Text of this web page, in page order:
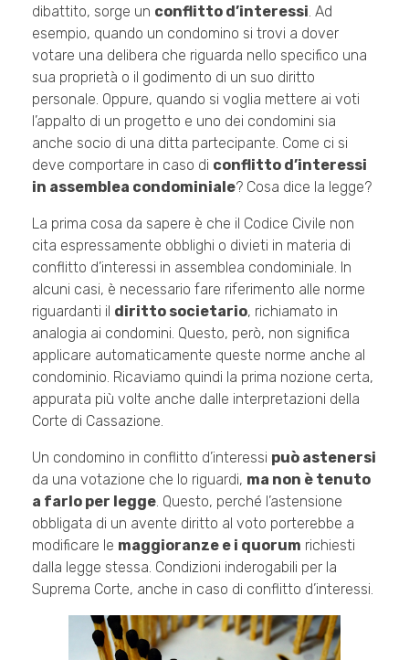
dibattito, sorge un conflitto d’interessi . Ad
esempio, quando un condomino si trovi a dover
votare una delibera che riguarda nello specifico una
sua proprietà o il godimento di un suo diritto
personale. Oppure, quando si voglia mettere ai voti
l’appalto di un progetto e uno dei condomini sia
anche socio di una ditta partecipante. Come ci si
deve comportare in caso di conflitto d’interessi
in assemblea condominiale? Cosa dice la legge?
La prima cosa da sapere è che il Codice Civile non
cita espressamente obblighi o divieti in materia di
conflitto d’interessi in assemblea condominiale. In
alcuni casi, è necessario fare riferimento alle norme
riguardanti il diritto societario, richiamato in
analogia ai condomini. Questo, però, non significa
applicare automaticamente queste norme anche al
condominio. Ricaviamo quindi la prima nozione certa,
appurata più volte anche dalle interpretazioni della
Corte di Cassazione.
Un condomino in conflitto d’interessi può astenersi
da una votazione che lo riguardi, ma non è tenuto
a farlo per legge . Questo, perché l’astensione
obbligata di un avente diritto al voto porterebbe a
modificare le maggioranze e i quorum richiesti
dalla legge stessa. Condizioni inderogabili per la
Suprema Corte, anche in caso di conflitto d’interessi.